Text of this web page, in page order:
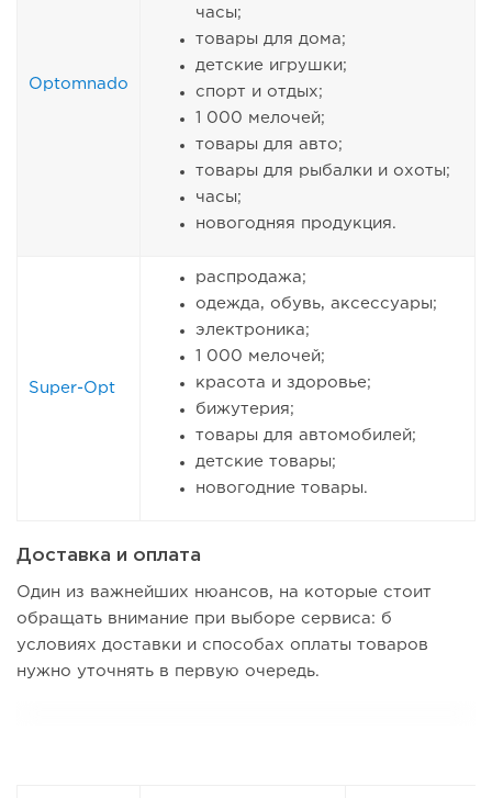
Optomnado
часы;
товары для дома;
детские игрушки;
спорт и отдых;
1 000 мелочей;
товары для авто;
товары для рыбалки и охоты;
часы;
новогодняя продукция.
Super-Opt
распродажа;
одежда, обувь, аксессуары;
электроника;
1 000 мелочей;
красота и здоровье;
бижутерия;
товары для автомобилей;
детские товары;
новогодние товары.
Доставка и оплата
Один из важнейших нюансов, на которые стоит
обращать внимание при выборе сервиса: б
условиях доставки и способах оплаты товаров
нужно уточнять в первую очередь.